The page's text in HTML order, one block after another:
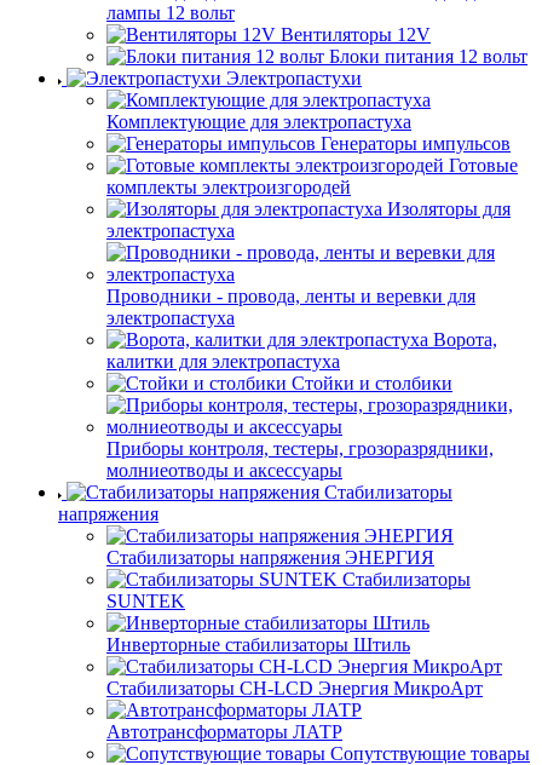
лампы 12 вольт
Вентиляторы 12V
Блоки питания 12 вольт
Электропастухи
Комплектующие для электропастуха
Генераторы импульсов
Готовые
комплекты электроизгородей
Изоляторы для
электропастуха
Проводники - провода, ленты и веревки для
электропастуха
Ворота,
калитки для электропастуха
Стойки и столбики
Приборы контроля, тестеры, грозоразрядники,
молниеотводы и аксессуары
Стабилизаторы
напряжения
Стабилизаторы напряжения ЭНЕРГИЯ
Стабилизаторы
SUNTEK
Инверторные стабилизаторы Штиль
Стабилизаторы СН-LCD Энepгия МикроАрт
Автотрансформаторы ЛАТР
Сопутствующие товары